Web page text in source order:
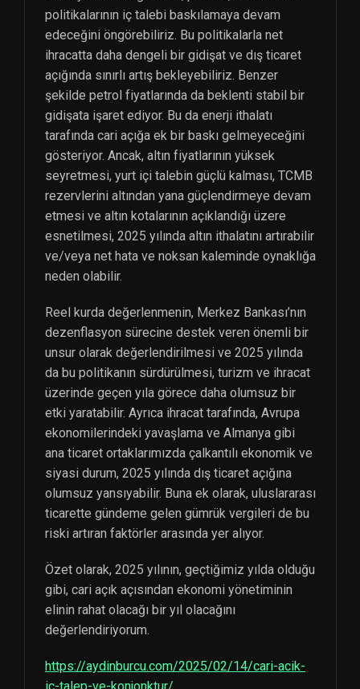
politikalarının iç talebi baskılamaya devam
edeceğini öngörebiliriz. Bu politikalarla net
ihracatta daha dengeli bir gidişat ve dış ticaret
açığında sınırlı artış bekleyebiliriz. Benzer
şekilde petrol fiyatlarında da beklenti stabil bir
gidişata işaret ediyor. Bu da enerji ithalatı
tarafında cari açığa ek bir baskı gelmeyeceğini
gösteriyor. Ancak, altın fiyatlarının yüksek
seyretmesi, yurt içi talebin güçlü kalması, TCMB
rezervlerini altından yana güçlendirmeye devam
etmesi ve altın kotalarının açıklandığı üzere
esnetilmesi, 2025 yılında altın ithalatını artırabilir
ve/veya net hata ve noksan kaleminde oynaklığa
neden olabilir.
Reel kurda değerlenmenin, Merkez Bankası’nın
dezenflasyon sürecine destek veren önemli bir
unsur olarak değerlendirilmesi ve 2025 yılında
da bu politikanın sürdürülmesi, turizm ve ihracat
üzerinde geçen yıla görece daha olumsuz bir
etki yaratabilir. Ayrıca ihracat tarafında, Avrupa
ekonomilerindeki yavaşlama ve Almanya gibi
ana ticaret ortaklarımızda çalkantılı ekonomik ve
siyasi durum, 2025 yılında dış ticaret açığına
olumsuz yansıyabilir. Buna ek olarak, uluslararası
ticarette gündeme gelen gümrük vergileri de bu
riski artıran faktörler arasında yer alıyor.
Özet olarak, 2025 yılının, geçtiğimiz yılda olduğu
gibi, cari açık açısından ekonomi yönetiminin
elinin rahat olacağı bir yıl olacağını
değerlendiriyorum.
https://aydinburcu.com/2025/02/14/cari-acik-